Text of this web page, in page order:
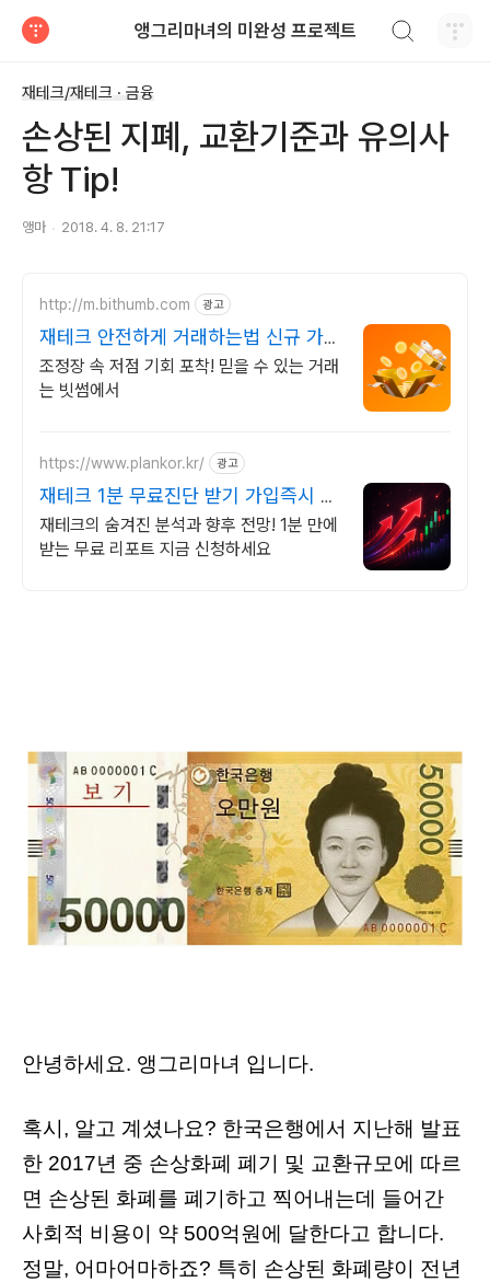
앵그리마녀의 미완성 프로젝트
재테크/재테크 · 금융
손상된 지폐, 교환기준과 유의사
항 Tip!
앵마 2018. 4. 8. 21:17
http://m.bithumb.com 광고
재테크 안전하게 거래하는법 신규 가입
시 5만원 혜택
조정장 속 저점 기회 포착! 믿을 수 있는 거래
는 빗썸에서
https://www.plankor.kr/ 광고
재테크 1분 무료진단 받기 가입즉시 무
료리포트 100%
재테크의 숨겨진 분석과 향후 전망! 1분 만에
받는 무료 리포트 지금 신청하세요
안녕하세요. 앵그리마녀 입니다.
혹시, 알고 계셨나요? 한국은행에서 지난해 발표
한 2017년 중 손상화폐 폐기 및 교환규모에 따르
면 손상된 화폐를 폐기하고 찍어내는데 들어간
사회적 비용이 약 500억원에 달한다고 합니다.
정말, 어마어마하죠? 특히 손상된 화폐량이 전년